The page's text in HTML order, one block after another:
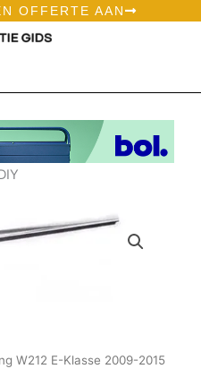
OFFERTE AAN
W212 E-Klasse 2009-2015